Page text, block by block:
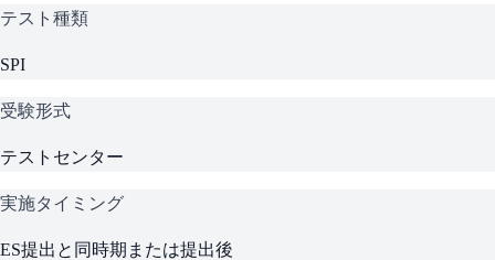
テスト種類
SPI
受験形式
テストセンター
実施タイミング
ES提出と同時期または提出後